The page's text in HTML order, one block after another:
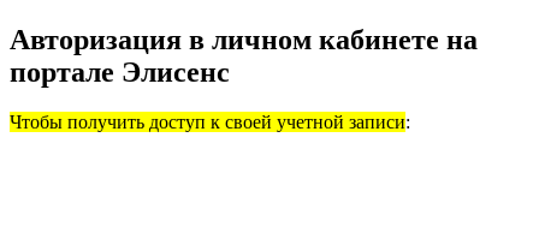
Авторизация в личном кабинете на
портале Элисенс
Чтобы получить доступ к своей учетной записи: